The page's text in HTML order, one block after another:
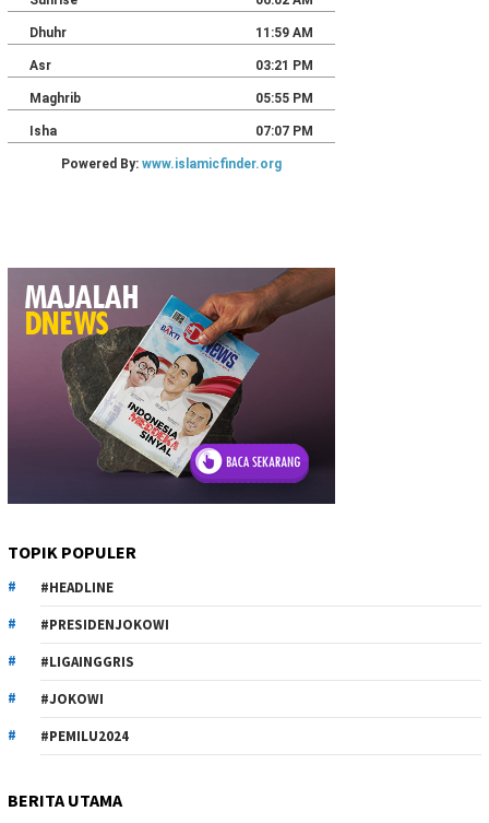
TOPIK POPULER
#HEADLINE
#PRESIDENJOKOWI
#LIGAINGGRIS
#JOKOWI
#PEMILU2024
BERITA UTAMA